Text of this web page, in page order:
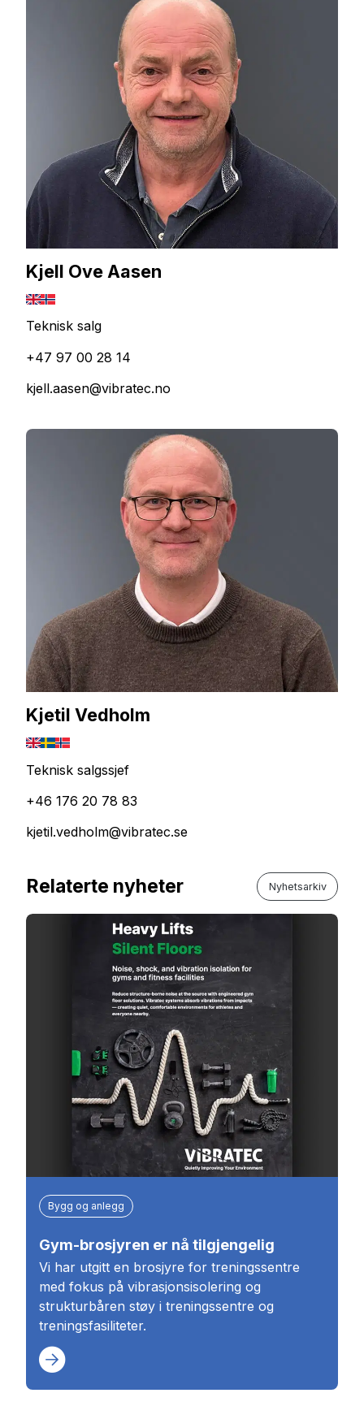
Kjell Ove Aasen
Teknisk salg
+47 97 00 28 14
kjell.aasen@vibratec.no
Kjetil Vedholm
Teknisk salgssjef
+46 176 20 78 83
kjetil.vedholm@vibratec.se
Relaterte nyheter Nyhetsarkiv
Bygg og anlegg
Gym-brosjyren er nå tilgjengelig
Vi har utgitt en brosjyre for treningssentre
med fokus på vibrasjonsisolering og
strukturbåren støy i treningssentre og
treningsfasiliteter.